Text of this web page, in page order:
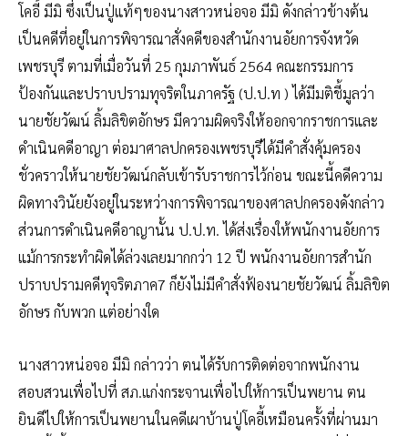
โคอี้ มีมิ ซึ่งเป็นปู่แท้ๆของนางสาวหน่อจอ มีมิ ดังกล่าวข้างต้น
เป็นคดีที่อยู่ในการพิจารณาสั่งคดีของสำนักงานอัยการจังหวัด
เพชรบุรี ตามที่เมื่อวันที่ 25 กุมภาพันธ์ 2564 คณะกรรมการ
ป้องกันและปราบปรามทุจริตในภาครัฐ (ป.ป.ท ) ได้มีมติชี้มูลว่า
นายชัยวัฒน์ ลิ้มลิขิตอักษร มีความผิดจริงให้ออกจากราชการและ
ดำเนินคดีอาญา ต่อมาศาลปกครองเพชรบุรีได้มีคำสั่งคุ้มครอง
ชั่วคราวให้นายชัยวัฒน์กลับเข้ารับราชการไว้ก่อน ขณะนี้คดีความ
ผิดทางวินัยยังอยู่ในระหว่างการพิจารณาของศาลปกครองดังกล่าว
ส่วนการดำเนินคดีอาญานั้น ป.ป.ท. ได้ส่งเรื่องให้พนักงานอัยการ
แม้การกระทำผิดได้ล่วงเลยมากกว่า 12 ปี พนักงานอัยการสำนัก
ปราบปรามคดีทุจริตภาค7 ก็ยังไม่มีคำสั่งฟ้องนายชัยวัฒน์ ลิ้มลิขิต
อักษร กับพวก แต่อย่างใด
นางสาวหน่อจอ มีมิ กล่าวว่า ตนได้รับการติดต่อจากพนักงาน
สอบสวนเพื่อไปที่ สภ.แก่งกระจานเพื่อไปให้การเป็นพยาน ตน
ยินดีไปให้การเป็นพยานในคดีเผาบ้านปู่โคอี้เหมือนครั้งที่ผ่านมา